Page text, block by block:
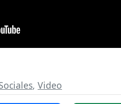
, Video